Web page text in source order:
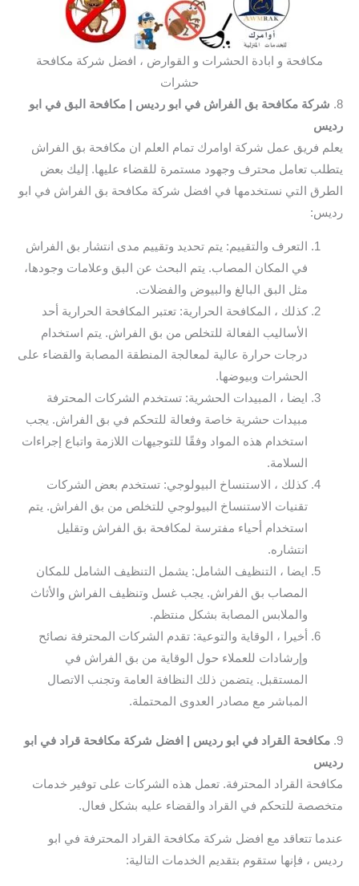
مكافحة و ابادة الحشرات و القوارض ، افضل شركة مكافحة
حشرات
8. شركة مكافحة بق الفراش في ابو رديس
| مكافحة البق في ابو
رديس
يعلم فريق عمل شركة اوامرك تمام العلم ان مكافحة بق الفراش
يتطلب تعامل محترف وجهود مستمرة للقضاء عليها. إليك بعض
الطرق التي نستخدمها في افضل شركة مكافحة بق الفراش في ابو
رديس:
التعرف والتقييم: يتم تحديد وتقييم مدى انتشار بق الفراش
في المكان المصاب. يتم البحث عن البق وعلامات وجودها،
مثل البق البالغ والبيوض والفضلات.
كذلك ، المكافحة الحرارية: تعتبر المكافحة الحرارية أحد
الأساليب الفعالة للتخلص من بق الفراش. يتم استخدام
درجات حرارة عالية لمعالجة المنطقة المصابة والقضاء على
الحشرات وبيوضها.
ايضا ، المبيدات الحشرية: تستخدم الشركات المحترفة
مبيدات حشرية خاصة وفعالة للتحكم في بق الفراش. يجب
استخدام هذه المواد وفقًا للتوجيهات اللازمة واتباع إجراءات
السلامة.
كذلك ، الاستنساخ البيولوجي: تستخدم بعض الشركات
تقنيات الاستنساخ البيولوجي للتخلص من بق الفراش. يتم
استخدام أحياء مفترسة لمكافحة بق الفراش وتقليل
انتشاره.
ايضا ، التنظيف الشامل: يشمل التنظيف الشامل للمكان
المصاب بق الفراش. يجب غسل وتنظيف الفراش والأثاث
والملابس المصابة بشكل منتظم.
أخيرا ، الوقاية والتوعية: تقدم الشركات المحترفة نصائح
وإرشادات للعملاء حول الوقاية من بق الفراش في
المستقبل. يتضمن ذلك النظافة العامة وتجنب الاتصال
المباشر مع مصادر العدوى المحتملة.
9. مكافحة القراد في ابو رديس | افضل شركة مكافحة قراد في ابو
رديس
مكافحة القراد المحترفة. تعمل هذه الشركات على توفير خدمات
متخصصة للتحكم في القراد والقضاء عليه بشكل فعال.
عندما تتعاقد مع افضل شركة مكافحة القراد المحترفة في ابو
رديس ، فإنها ستقوم بتقديم الخدمات التالية: